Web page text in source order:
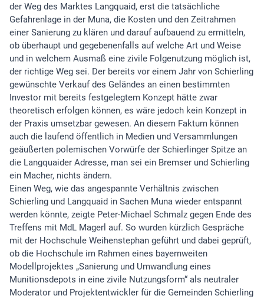
der Weg des Marktes Langquaid, erst die tatsächliche
Gefahrenlage in der Muna, die Kosten und den Zeitrahmen
einer Sanierung zu klären und darauf aufbauend zu ermitteln,
ob überhaupt und gegebenenfalls auf welche Art und Weise
und in welchem Ausmaß eine zivile Folgenutzung möglich ist,
der richtige Weg sei. Der bereits vor einem Jahr von Schierling
gewünschte Verkauf des Geländes an einen bestimmten
Investor mit bereits festgelegtem Konzept hätte zwar
theoretisch erfolgen können, es wäre jedoch kein Konzept in
der Praxis umsetzbar gewesen. An diesem Faktum können
auch die laufend öffentlich in Medien und Versammlungen
geäußerten polemischen Vorwürfe der Schierlinger Spitze an
die Langquaider Adresse, man sei ein Bremser und Schierling
ein Macher, nichts ändern.
Einen Weg, wie das angespannte Verhältnis zwischen
Schierling und Langquaid in Sachen Muna wieder entspannt
werden könnte, zeigte Peter-Michael Schmalz gegen Ende des
Treffens mit MdL Magerl auf. So wurden kürzlich Gespräche
mit der Hochschule Weihenstephan geführt und dabei geprüft,
ob die Hochschule im Rahmen eines bayernweiten
Modellprojektes „Sanierung und Umwandlung eines
Munitionsdepots in eine zivile Nutzungsform“ als neutraler
Moderator und Projektentwickler für die Gemeinden Schierling